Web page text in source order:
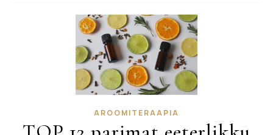
AROOMITERAAPIA